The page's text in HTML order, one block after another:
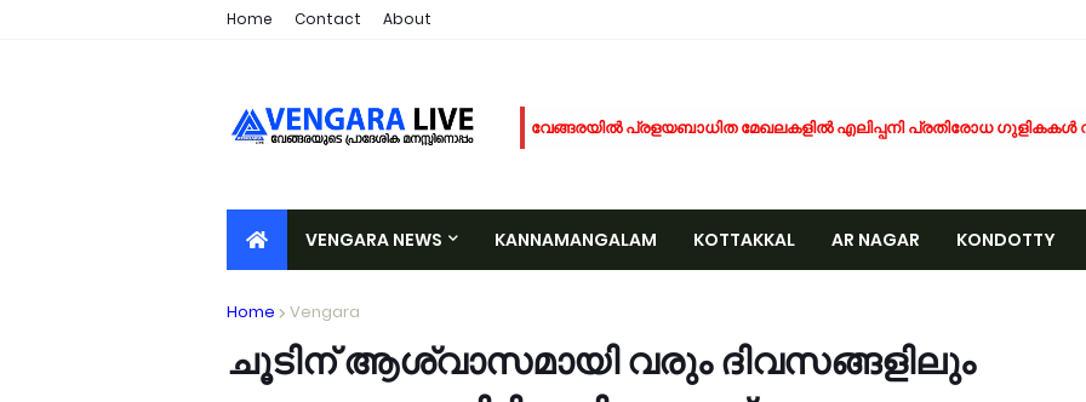
Home Contact About
വേങ്ങരയിൽ പ്രളയബാധിത മേഖലകളിൽ എലിപ്പനി പ്രതിരോധ
വിവരാവകാശ നിയമപ്രകാരം വിവരം സൗജന്യമായി നൽകണം;
രക്ഷാപ്രവർത്തനത്തിനിടെ കാര്യങ്കോട്
പ്രളയക്കെടുതി പ്രതിരോധം: വേങ്ങര പഞ്ചായപ്പിൽ സന്നദ്ധ
VENGARA NEWS KANNAMANGALAM KOTTAKKAL AR NAGAR KONDOTTY
VALIYORA
Home Vengara
ചൂടിന് ആശ്വാസമായി വരും ദിവസങ്ങളിലും